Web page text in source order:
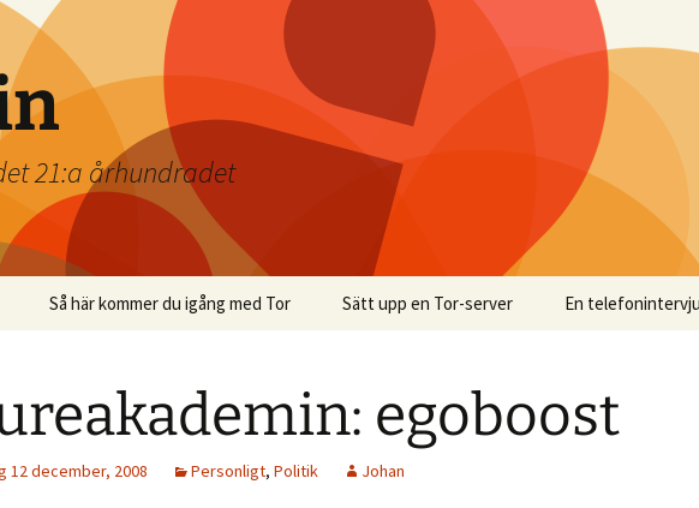
21:a århundradet
Så här kommer du igång med Tor Sätt upp en Tor-server En
egoboost
12 december, 2008 Personligt, Politik Johan